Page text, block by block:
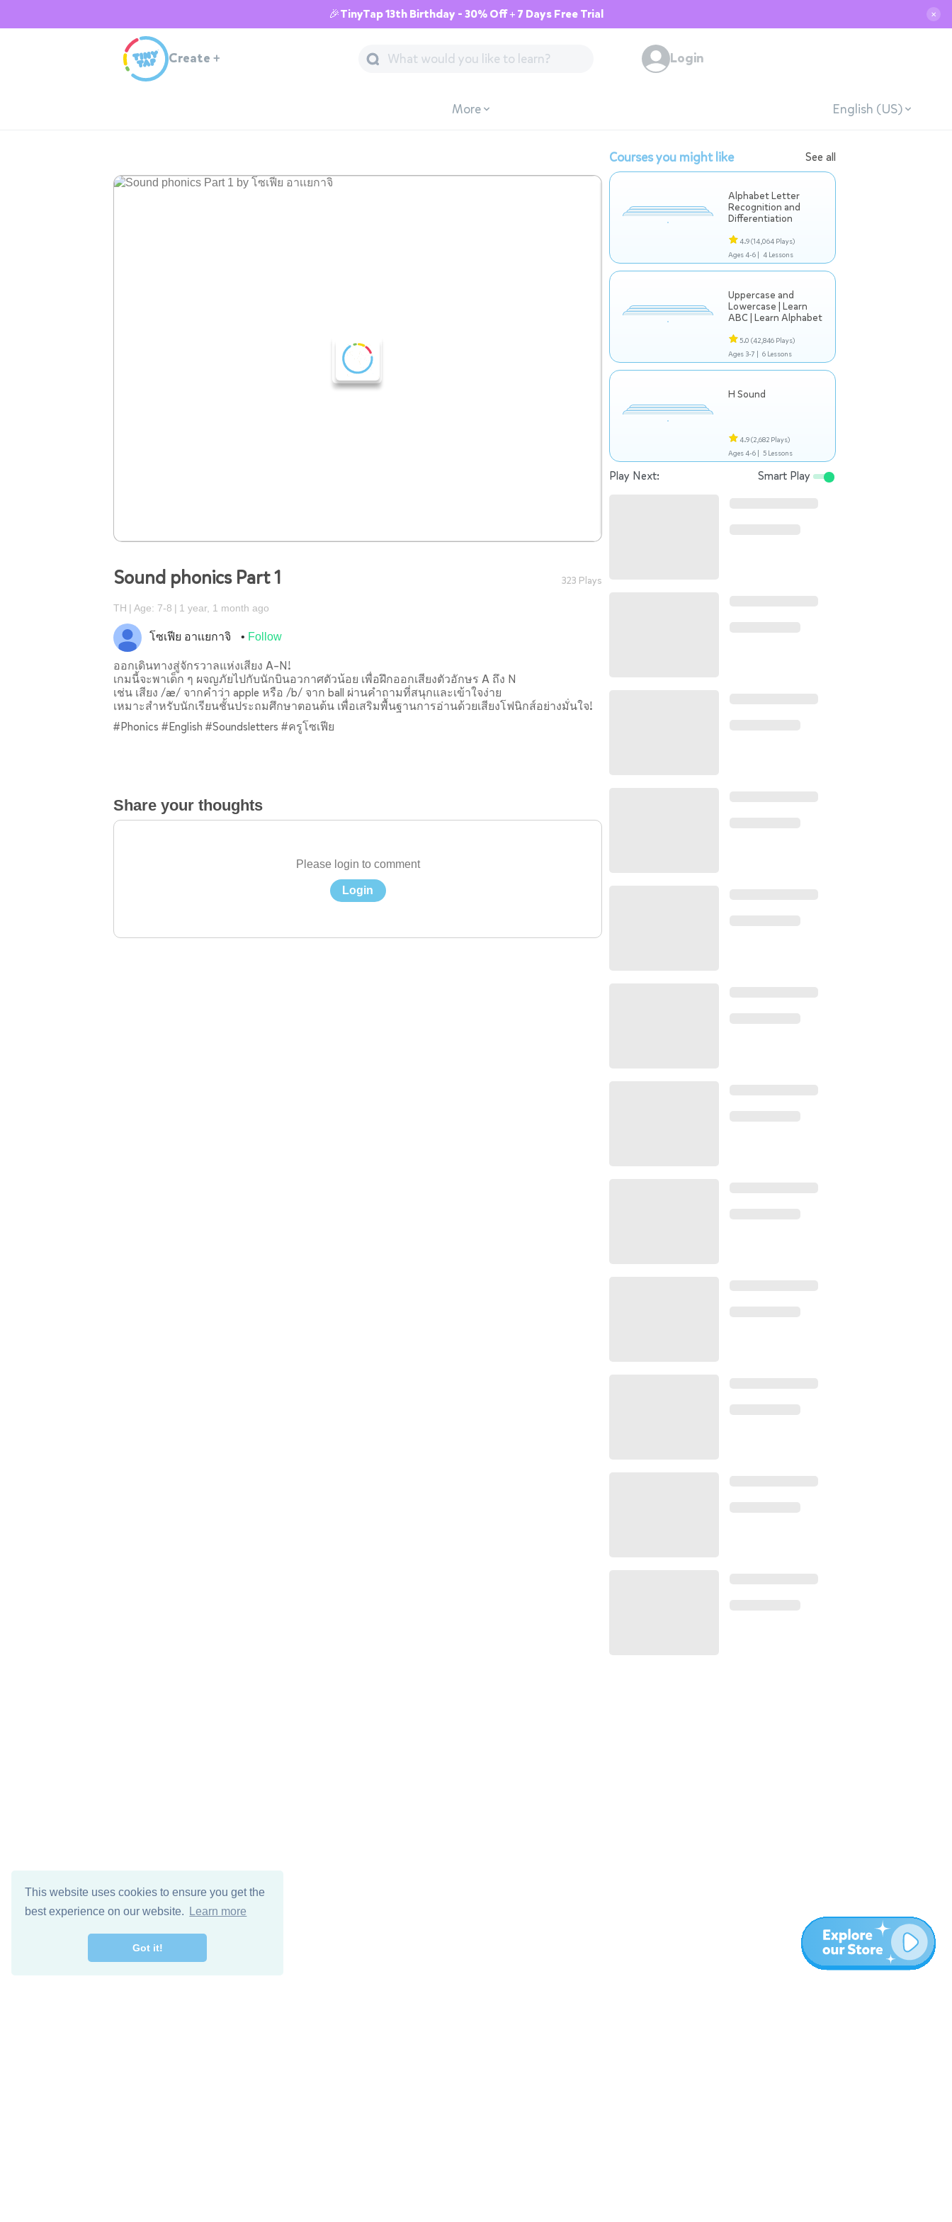
This website uses cookies to ensure you get the
best experience on our website.
Learn more
Got it!
🎉TinyTap 13th Birthday - 30% Off + 7 Days Free Trial ✕
Create + Login
More English (US)
Sound phonics Part 1 323 Plays
TH Age: 7-8 1 year, 1 month ago
โซเฟีย อาเเยกาจิ Follow
ออกเดินทางสู่จักรวาลแห่งเสียง A–N!
เกมนี้จะพาเด็ก ๆ ผจญภัยไปกับนักบินอวกาศตัวน้อย เพื่อฝึกออกเสียงตัวอักษร A ถึง N
เช่น เสียง /æ/ จากคำว่า apple หรือ /b/ จาก ball ผ่านคำถามที่สนุกและเข้าใจง่าย
เหมาะสำหรับนักเรียนชั้นประถมศึกษาตอนต้น เพื่อเสริมพื้นฐานการอ่านด้วยเสียงโฟนิกส์อย่างมั่นใจ!
#Phonics #English #Soundsletters #ครูโซเฟีย
Share your thoughts
Please login to comment
Login
Courses you might like See all
Alphabet Letter
Recognition and
Differentiation
4.9(14,064 Plays)
Ages 4-6 | 4 Lessons
Uppercase and
Lowercase | Learn
ABC | Learn Alphabet
5.0 (42,846 Plays)
Ages 3-7 | 6 Lessons
H Sound
4.9(2,682 Plays)
Ages 4-6 | 5 Lessons
Play Next: Smart Play